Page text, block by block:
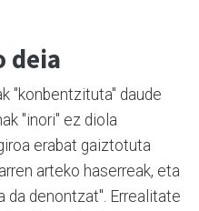
deia
"konbentzituta" daude
"inori" ez diola
erabat gaiztotuta
arteko haserreak, eta
da denontzat". Errealitate